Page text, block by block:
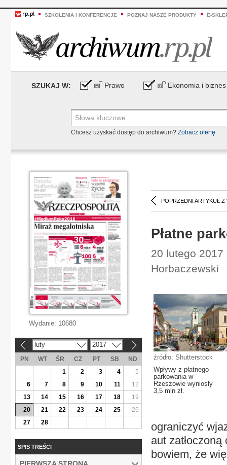
SZKOLENIA I KONFERENCJE POZNAJ NASZE PRODUKTY E-
SZUKAJ W: Prawo Ekonomia i biznes
Chcesz uzyskać dostęp do archiwum? Zobacz ofertę
POPRZEDNI ARTYKUŁ Z
Płatne
20 lutego
Horbaczewski
źródło: Shutterstock
Wpływy z płatnego
parkowania w
Rzeszowie wyniosły
3,5 mln zł.
ograniczyć
aut
bowiem, że
Wydanie: 10680
luty 2017
PN WT ŚR CZ PT SB
ND
1
2 3 4
5
6
7 8 9 10 11
12
13
14 15 16 17 18
19
20
21 22 23 24 25
26
27
28
SPIS TREŚCI
PIERWSZA STRONA